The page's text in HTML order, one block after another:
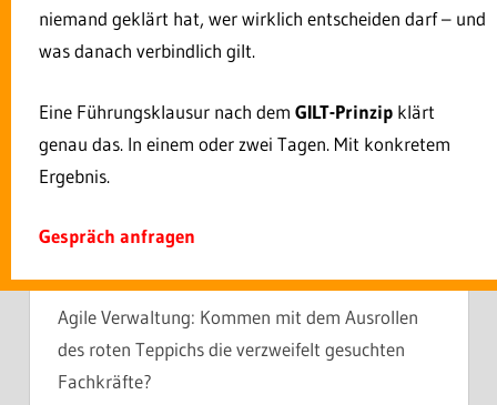
Rolf Dindorf
Rolf Dindorf berät Leitungsebenen in
Entscheidungsfähigkeit, Führung und
Mitarbeiterbindung. Sein Diagnoserahmen – das
Entscheidungen in Organisationen nicht gelten,
Agile Verwaltung: Kommen mit dem Ausrollen
des roten Teppichs die verzweifelt gesuchten
Fachkräfte?
niemand geklärt hat, wer wirklich entscheiden darf – und
was danach verbindlich gilt.
Eine Führungsklausur nach dem GILT-Prinzip klärt
genau das. In einem oder zwei Tagen. Mit konkretem
Ergebnis.
Gespräch anfragen